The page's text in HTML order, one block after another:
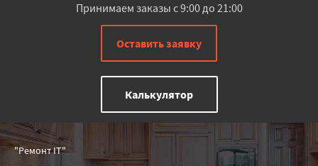
Принимаем заказы с 9:00 до 21:00
Оставить заявку
Калькулятор
"Ремонт IT"